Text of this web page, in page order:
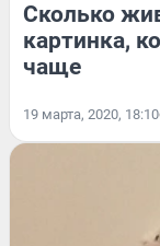
Сколько
картинка,
чаще
19 марта, 2020, 18:10